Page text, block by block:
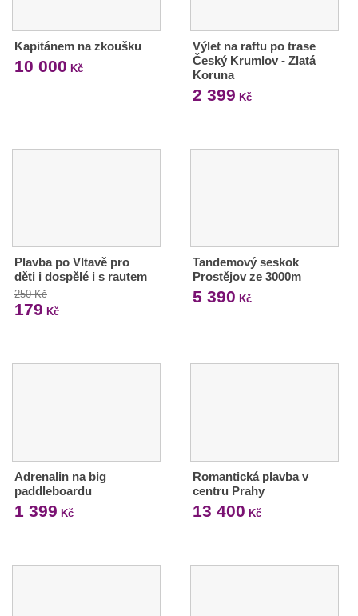
Kapitánem na zkoušku
10 000 Kč
Výlet na raftu po trase
Český Krumlov - Zlatá
Koruna
2 399 Kč
Plavba po Vltavě pro
děti i dospělé i s rautem
250 Kč
179 Kč
Tandemový seskok
Prostějov ze 3000m
5 390 Kč
Adrenalin na big
paddleboardu
1 399 Kč
Romantická plavba v
centru Prahy
13 400 Kč